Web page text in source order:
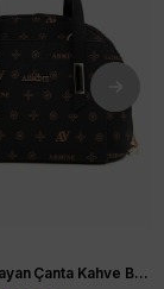
Armine 344 Bayan Çanta Kahve Baskılı